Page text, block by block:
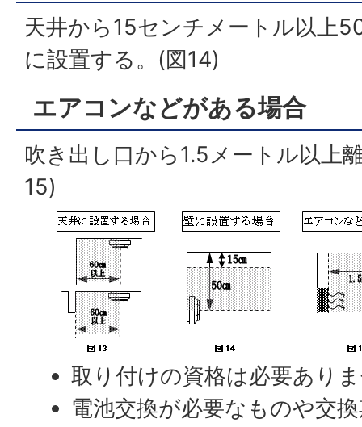
天井から15センチメートル以上
に設置する。(図14)
エアコンなどがある場合
吹き出し口から1.5メートル以上
15)
取り付けの資格は必要あり
電池交換が必要なものや交